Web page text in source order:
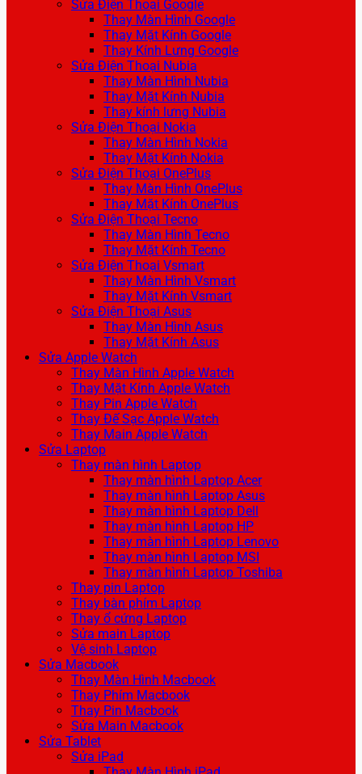
Sửa Điện Thoại Google
Thay Màn Hình Google
Thay Mặt Kính Google
Thay Kính Lưng Google
Sửa Điện Thoại Nubia
Thay Màn Hình Nubia
Thay Mặt Kính Nubia
Thay kính lưng Nubia
Sửa Điện Thoại Nokia
Thay Màn Hình Nokia
Thay Mặt Kính Nokia
Sửa Điện Thoại OnePlus
Thay Màn Hình OnePlus
Thay Mặt Kính OnePlus
Sửa Điện Thoại Tecno
Thay Màn Hình Tecno
Thay Mặt Kính Tecno
Sửa Điện Thoại Vsmart
Thay Màn Hình Vsmart
Thay Mặt Kính Vsmart
Sửa Điện Thoại Asus
Thay Màn Hình Asus
Thay Mặt Kính Asus
Sửa Apple Watch
Thay Màn Hình Apple Watch
Thay Mặt Kính Apple Watch
Thay Pin Apple Watch
Thay Đế Sạc Apple Watch
Thay Main Apple Watch
Sửa Laptop
Thay màn hình Laptop
Thay màn hình Laptop Acer
Thay màn hình Laptop Asus
Thay màn hình Laptop Dell
Thay màn hình Laptop HP
Thay màn hình Laptop Lenovo
Thay màn hình Laptop MSI
Thay màn hình Laptop Toshiba
Thay pin Laptop
Thay bàn phím Laptop
Thay ổ cứng Laptop
Sửa main Laptop
Vệ sinh Laptop
Sửa Macbook
Thay Màn Hình Macbook
Thay Phím Macbook
Thay Pin Macbook
Sửa Main Macbook
Sửa Tablet
Sửa iPad